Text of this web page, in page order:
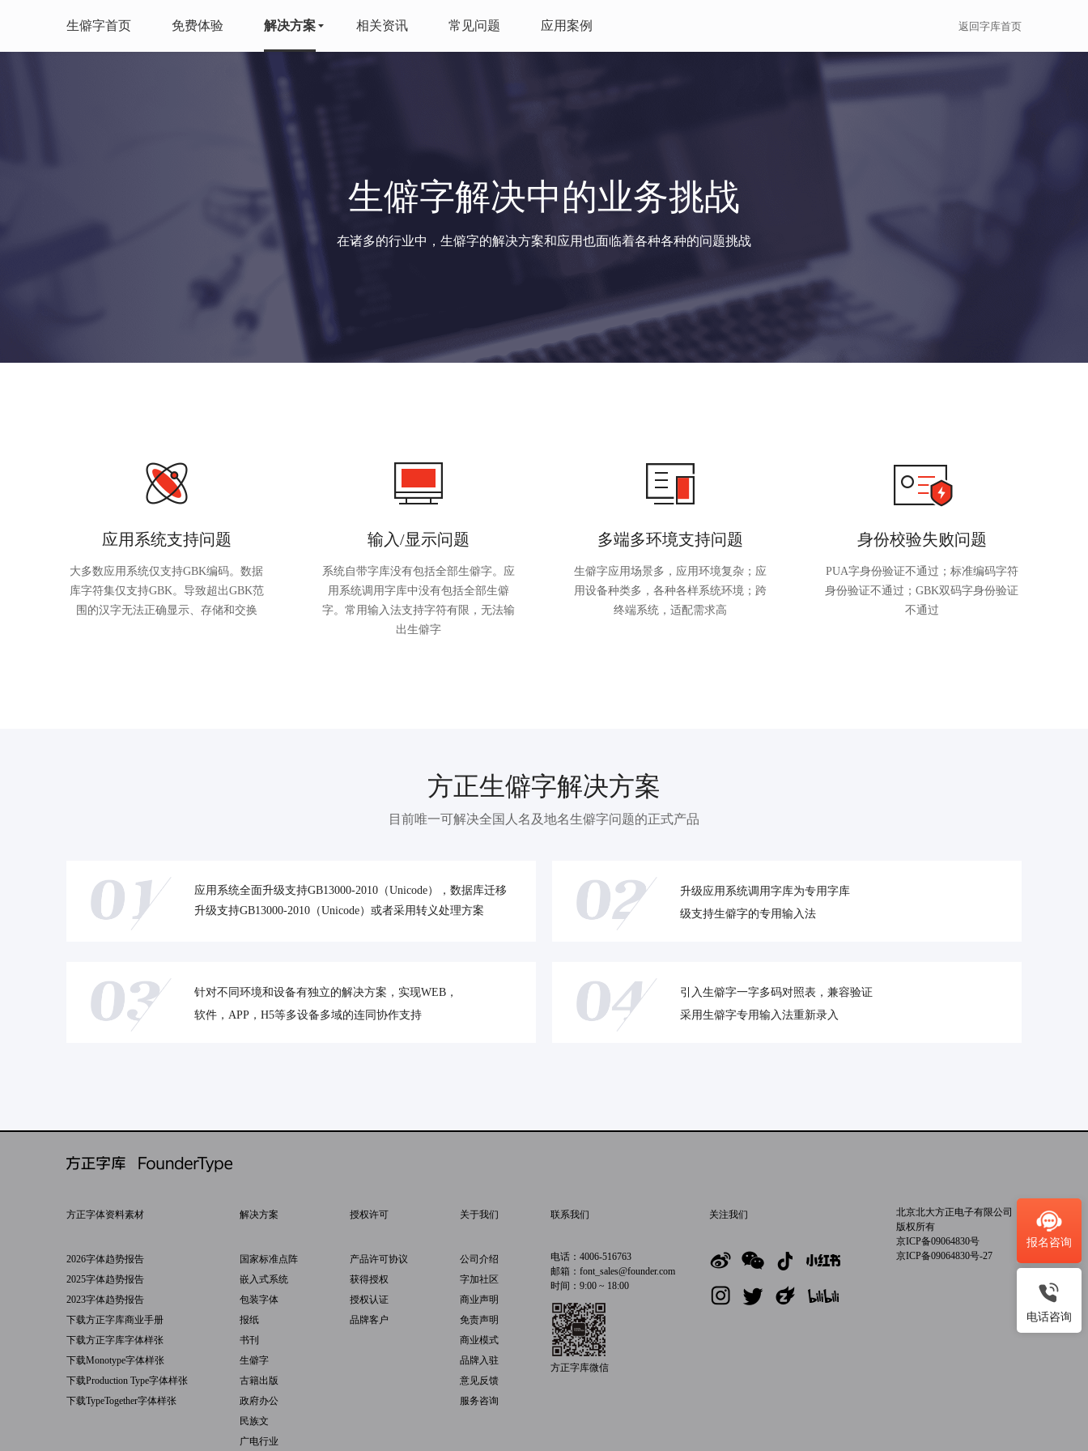
生僻字首页 免费体验 解决方案 相关资讯 常见问题 应用案例 返回字库首页
生僻字解决中的业务挑战
在诸多的行业中，生僻字的解决方案和应用也面临着各种各种的问题挑战
应用系统支持问题
大多数应用系统仅支持GBK编码。数据
库字符集仅支持GBK。导致超出GBK范
围的汉字无法正确显示、存储和交换
输入/显示问题
系统自带字库没有包括全部生僻字。应
用系统调用字库中没有包括全部生僻
字。常用输入法支持字符有限，无法输
出生僻字
多端多环境支持问题
生僻字应用场景多，应用环境复杂；应
用设备种类多，各种各样系统环境；跨
终端系统，适配需求高
身份校验失败问题
PUA字身份验证不通过；标准编码字符
身份验证不通过；GBK双码字身份验证
不通过
方正生僻字解决方案
目前唯一可解决全国人名及地名生僻字问题的正式产品
应用系统全面升级支持GB13000-2010（Unicode），数据库迁移
升级支持GB13000-2010（Unicode）或者采用转义处理方案
升级应用系统调用字库为专用字库
级支持生僻字的专用输入法
针对不同环境和设备有独立的解决方案，实现WEB，
软件，APP，H5等多设备多域的连同协作支持
引入生僻字一字多码对照表，兼容验证
采用生僻字专用输入法重新录入
报名咨询
电话咨询
方正字体资料素材
2026字体趋势报告
2025字体趋势报告
2023字体趋势报告
下载方正字库商业手册
下载方正字库字体样张
下载Monotype字体样张
下载Production Type字体样张
下载TypeTogether字体样张
解决方案
国家标准点阵
嵌入式系统
包装字体
报纸
书刊
生僻字
古籍出版
政府办公
民族文
广电行业
授权许可
产品许可协议
获得授权
授权认证
品牌客户
关于我们
公司介绍
字加社区
商业声明
免责声明
商业模式
品牌入驻
意见反馈
服务咨询
联系我们
电话：4006-516763
邮箱：font_sales@founder.com
时间：9:00 ~ 18:00
方正字库微信
关注我们
北京北大方正电子有限公司
版权所有
京ICP备09064830号
京ICP备09064830号-27